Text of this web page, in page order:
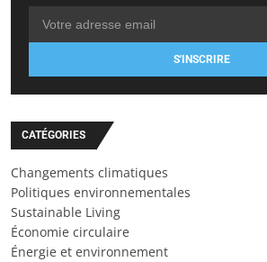
S'INSCRIRE
CATÉGORIES
Changements climatiques
Politiques environnementales
Sustainable Living
Économie circulaire
Énergie et environnement